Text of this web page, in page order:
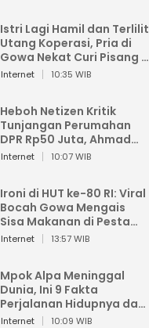
Istri Lagi Hamil dan Terlilit
Utang Koperasi, Pria di
Gowa Nekat Curi Pisang 4
Tandan Milik Tetangga,
Internet 10:35 WIB
Heboh Netizen Kritik
Tunjangan Perumahan
DPR Rp50 Juta, Ahmad
Sahroni: Enggak Senang
Internet 10:07 WIB
Ironi di HUT ke-80 RI: Viral
Bocah Gowa Mengais
Sisa Makanan di Pesta
Kemerdekaan
Internet 13:57 WIB
Mpok Alpa Meninggal
Dunia, Ini 9 Fakta
Perjalanan Hidupnya dari
Viral hingga Puncak
Internet 10:09 WIB